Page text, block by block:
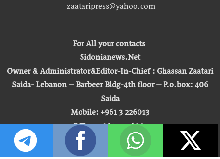
zaataripress@yahoo.com
For All your contacts
Sidonianews.Net
Owner & Administrator&Editor-In-Chief : Ghassan Zaatari
Saida- Lebanon – Barbeer Bldg-4th floor – P.o.box: 406
Saida
Mobile: +961 3 226013
Office: +961 7 726007
Email:
zaatari.ghassan@gmail.com